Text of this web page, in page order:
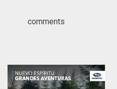
comments